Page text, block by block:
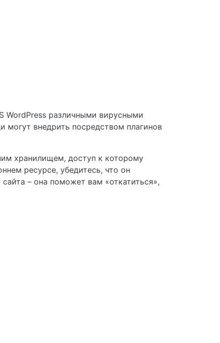
WordPress различными вирусными
внедрить посредством плагинов
хранилищем, доступ к которому
ресурсе, убедитесь, что он
– она поможет вам «откатиться»,